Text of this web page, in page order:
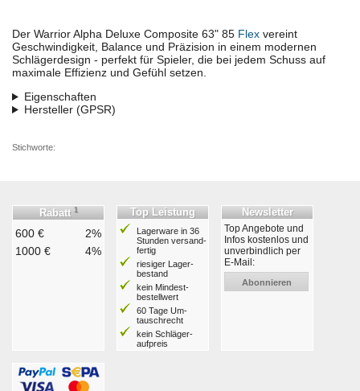
Der Warrior Alpha Deluxe Composite 63" 85 Flex vereint
Geschwindigkeit, Balance und Präzision in einem modernen
Schlägerdesign - perfekt für Spieler, die bei jedem Schuss auf
maximale Effizienz und Gefühl setzen.
Eigenschaften
Hersteller (GPSR)
Stichworte:
Rabatt 1
600 €
2%
1000 €
4%
Top Leistung
Lagerware in 36
Stunden ver­sand­
fertig
riesiger Lager­
bestand
kein Mindest­
bestell­wert
60 Tage Um­
tausch­recht
kein Schläger­
aufpreis
Newsletter
Top Angebote und
Infos kostenlos und
unverbindlich per
E-Mail:
Abonnieren